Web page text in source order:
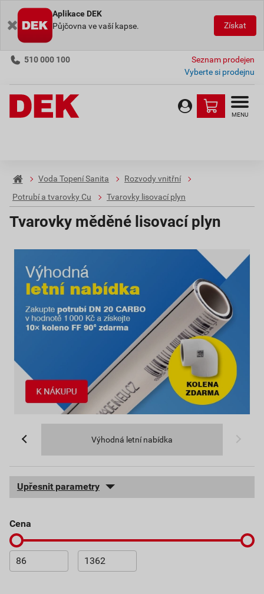
Aplikace DEK
Půjčovna ve vaší kapse.
Získat
510 000 100
Seznam prodejen
Vyberte si prodejnu
MENU
Voda Topení Sanita
Rozvody vnitřní
Potrubí a tvarovky Cu
Tvarovky lisovací plyn
Tvarovky měděné lisovací plyn
Výhodná letní nabídka
Upřesnit parametry
cena